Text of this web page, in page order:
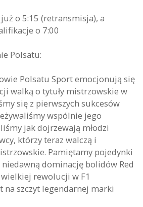
o 5:15 (retransmisja), a
o 7:00
Polsatu:
Polsatu Sport emocjonują się
walką o tytuły mistrzowskie w
się z pierwszych sukcesów
wspólnie jego
jak dojrzewają młodzi
którzy teraz walczą i
Pamiętamy pojedynki
dominację bolidów Red
rewolucji w F1
szczyt legendarnej marki